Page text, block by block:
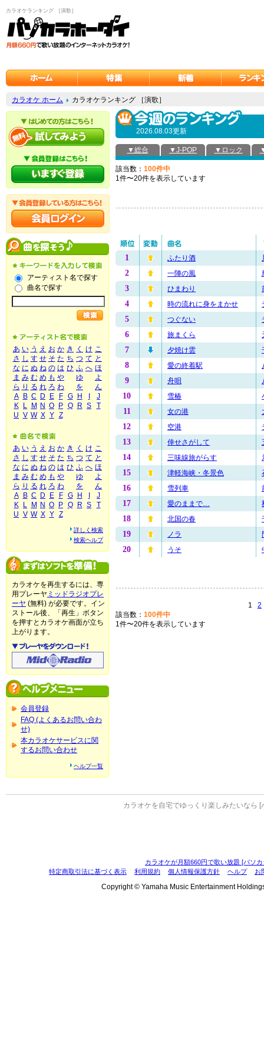
カラオケランキング ［演歌］
カラオケ ホーム カラオケランキング ［演歌］
アーティスト名で探す
曲名で探す
あ い う え お か き く け こ
さ し す せ そ た ち つ て と
な に ぬ ね の は ひ ふ へ ほ
ま み む め も や ゆ
よ
ら り る れ ろ わ を
ん
A
B C D E F G H
J
K
L M N O P Q R S
T
U V W X Y Z
あ い う え お か き く け こ
さ し す せ そ た ち つ て と
な に ぬ ね の は ひ ふ へ ほ
ま み む め も や ゆ
よ
ら り る れ ろ わ を
ん
A
B C D E F G H
J
K
L M N O P Q R S
T
U V W X Y Z
詳しく検索
検索ヘルプ
カラオケを再生するには、専
用プレーヤ ミッドラジオプレ
ーヤ (無料) が必要です。イン
ストール後、「再生」ボタン
を押すとカラオケ画面が立ち
上がります。
会員登録
FAQ (よくあるお問い合わ
せ)
本カラオケサービスに関
するお問い合わせ
ヘルプ一覧
2026.08.03更新
▼総合 ▼J-POP ▼ロック
該当数： 100件中
1件〜20件を表示しています
1 ふたり酒
2 一陣の風
3 ひまわり
4 時の流れに身をまかせ
5 つぐない
6 旅まくら
7 夕焼け雲
8 愛の終着駅
9 舟唄
10 雪椿
11 女の港
12 空港
13 倖せさがして
14 三味線旅がらす
15 津軽海峡・冬景色
16 雪列車
17 愛のままで…
18 北国の春
19 ノラ
20 うそ
1
2
該当数： 100件中
1件〜20件を表示しています
カラオケを自宅でゆっくり楽しみたいなら [
カラオケが月額660円で歌い放題 [パソ
特定商取引法に基づく表示
利用規約 個人情報保護方針 ヘルプ お
Copyright © Yamaha Music Entertainment